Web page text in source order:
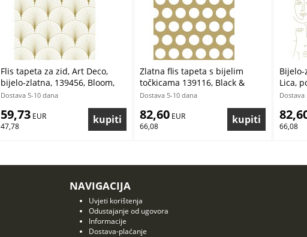
Flis tapeta za zid, Art Deco,
bijelo-zlatna, 139456, Bloom,
Esta Home
Dostava 5-10 dana
59,73 EUR
47,78
Zlatna flis tapeta s bijelim
točkicama 139116, Black &
White, Esta
Dostava 5-10 dana
82,60 EUR
66,08
Lica,
White,
Dostava
66,08
NAVIGACIJA
Uvjeti korištenja
Odustajanje od ugovora
Informacije
Dostava-plaćanje